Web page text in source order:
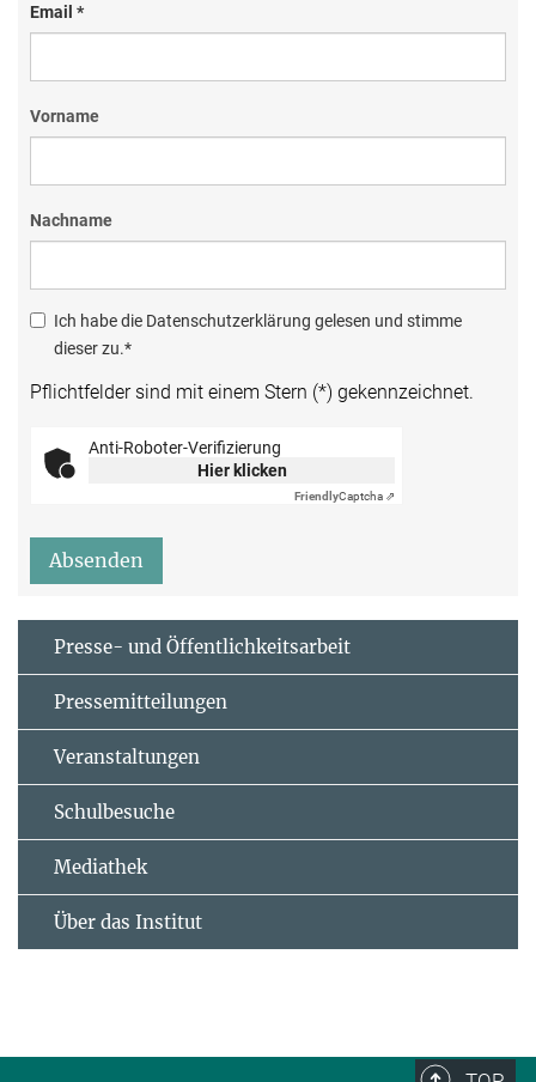
Email *
Vorname
Nachname
Ich habe die Datenschutzerklärung gelesen und stimme
dieser zu.*
Pflichtfelder sind mit einem Stern (*) gekennzeichnet.
Anti-Roboter-Verifizierung
Hier klicken
FriendlyCaptcha ⇗
Absenden
Presse- und Öffentlichkeitsarbeit
Pressemitteilungen
Veranstaltungen
Schulbesuche
Mediathek
Über das Institut